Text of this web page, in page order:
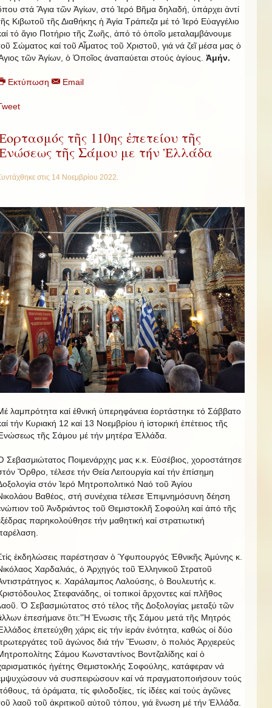
στά Ἅγια τῶν Ἁγίων, στό Ἱερό Βῆμα δηλαδή, ὑπάρχει ἀντί
Κιβωτοῦ τῆς Διαθήκης ἡ Ἁγία Τράπεζα μέ τό Ἱερό Εὐαγγέλιο
τό ἅγιο Ποτήριο τῆς Ζωῆς, ἀπό τό ὁποῖο μεταλαμβάνουμε
Σώματος καί τοῦ Αἷματος τοῦ Χριστοῦ, γιά νά ζεῖ μέσα μας ὁ
τῶν Ἁγίων, ὁ Ὁποῖος ἀναπαύεται στούς ἁγίους. Ἀμήν.
Εκτύπωση Email
τῆς 110ης ἐπετείου τῆς
τῆς Σάμου με τήν Ἑλλάδα
στις 14 Νοεμβρίου 2022.
λαμπρότητα καί ἐθνική ὑπερηφάνεια ἑορτάστηκε τό Σάββατο
τήν Κυριακή 12 καί 13 Νοεμβρίου ἡ ἱστορική ἐπέτειος τῆς
τῆς Σάμου μέ τήν μητέρα Ἑλλάδα.
Σεβασμιώτατος Ποιμενάρχης μας κ.κ. Εὐσέβιος, χοροστάτησε
Ὄρθρο, τέλεσε τήν Θεία Λειτουργία καί τήν ἐπίσημη
στόν Ἱερό Μητροπολιτικό Ναό τοῦ Ἁγίου
Βαθέος, στή συνέχεια τέλεσε Ἐπιμνημόσυνη δέηση
τοῦ Ἀνδριάντος τοῦ Θεμιστοκλῆ Σοφούλη καί ἀπό τῆς
παρηκολούθησε τήν μαθητική καί στρατιωτική
ἐκδηλώσεις παρέστησαν ὁ Ὑφυπουργός Ἐθνικῆς Ἀμύνης κ.
Χαρδαλιάς, ὁ Ἀρχηγός τοῦ Ἐλληνικοῦ Στρατοῦ
κ. Χαράλαμπος Λαλούσης, ὁ Βουλευτής κ.
Στεφανάδης, οἱ τοπικοί ἄρχοντες καί πλῆθος
Ὁ Σεβασμιώτατος στό τέλος τῆς Δοξολογίας μεταξύ τῶν
ἐπεσήμανε ὃτι:”Ἡ Ἑνωσις τῆς Σάμου μετά τῆς Μητρός
ἐπετεύχθη χάρις εἰς τήν ἱεράν ἑνότητα, καθώς οἱ δύο
τοῦ ἀγώνος διά τήν Ἓνωσιν, ὁ πολιός Ἀρχιερεύς
Σάμου Κωνσταντίνος Βοντζαλίδης καί ὁ
ἠγέτης Θεμιστοκλής Σοφούλης, κατάφεραν νά
νά συσπειρώσουν καί νά πραγματοποιήσουν τούς
τά ὁράματα, τίς φιλοδοξίες, τίς ἰδέες καί τούς ἀγῶνες
λαοῦ τοῦ ἀκριτικοῦ αὐτοῦ τόπου, γιά ἓνωση μέ τήν Ἑλλάδα.